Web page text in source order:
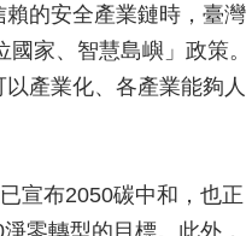
的安全產業鏈時，臺灣
家、智慧島嶼」政策。
產業化、各產業能夠人
宣布2050碳中和，也正